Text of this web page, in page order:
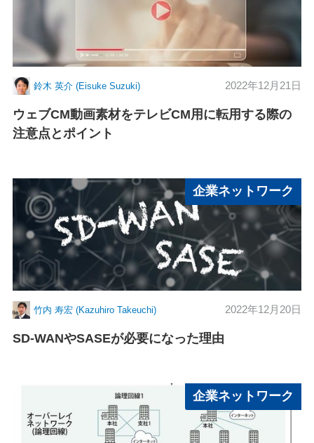
鈴木 英介 (Eisuke Suzuki) 2022年12月21日
ウェブCM動画素材をテレビCM用に転用する際の
注意点とポイント
企業ネットワーク
竹内 寿宏 (Kazuhiro Takeuchi) 2022年12月20日
SD-WANやSASEが必要になった理由
企業ネットワーク